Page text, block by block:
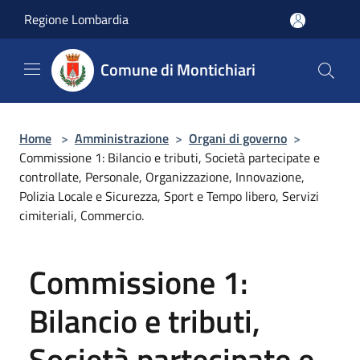
Regione Lombardia
Comune di Montichiari
Home > Amministrazione > Organi di governo >
Commissione 1: Bilancio e tributi, Società partecipate e
controllate, Personale, Organizzazione, Innovazione,
Polizia Locale e Sicurezza, Sport e Tempo libero, Servizi
cimiteriali, Commercio.
Commissione 1:
Bilancio e tributi,